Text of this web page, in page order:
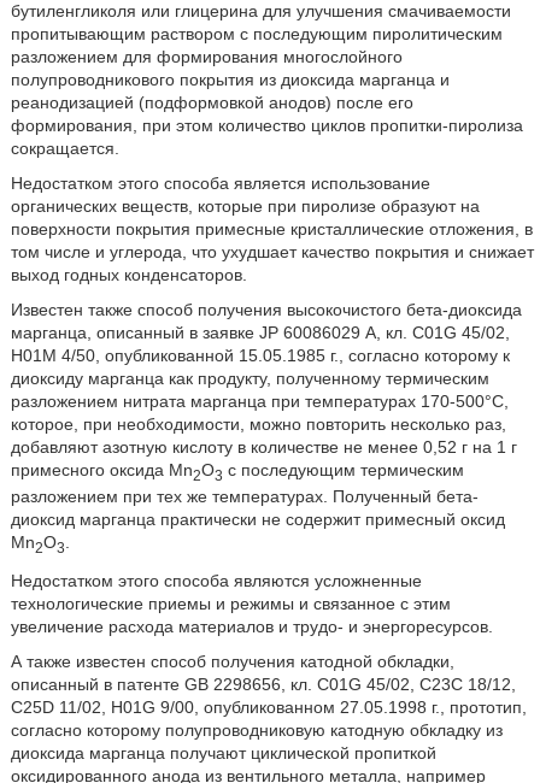
бутиленгликоля или глицерина для улучшения смачиваемости
пропитывающим раствором с последующим пиролитическим
разложением для формирования многослойного
полупроводникового покрытия из диоксида марганца и
реанодизацией (подформовкой анодов) после его
формирования, при этом количество циклов пропитки-пиролиза
сокращается.
Недостатком этого способа является использование
органических веществ, которые при пиролизе образуют на
поверхности покрытия примесные кристаллические отложения, в
том числе и углерода, что ухудшает качество покрытия и снижает
выход годных конденсаторов.
Известен также способ получения высокочистого бета-диоксида
марганца, описанный в заявке JP 60086029 А, кл. C01G 45/02,
H01M 4/50, опубликованной 15.05.1985 г., согласно которому к
диоксиду марганца как продукту, полученному термическим
разложением нитрата марганца при температурах 170-500°С,
которое, при необходимости, можно повторить несколько раз,
добавляют азотную кислоту в количестве не менее 0,52 г на 1 г
примесного оксида Mn2O3 с последующим термическим
разложением при тех же температурах. Полученный бета-
диоксид марганца практически не содержит примесный оксид
Mn2O3
Недостатком этого способа являются усложненные
технологические приемы и режимы и связанное с этим
увеличение расхода материалов и трудо- и энергоресурсов.
А также известен способ получения катодной обкладки,
описанный в патенте GB 2298656, кл. C01G 45/02, C23C 18/12,
C25D 11/02, H01G 9/00, опубликованном 27.05.1998 г., прототип,
согласно которому полупроводниковую катодную обкладку из
диоксида марганца получают циклической пропиткой
оксидированного анода из вентильного металла, например